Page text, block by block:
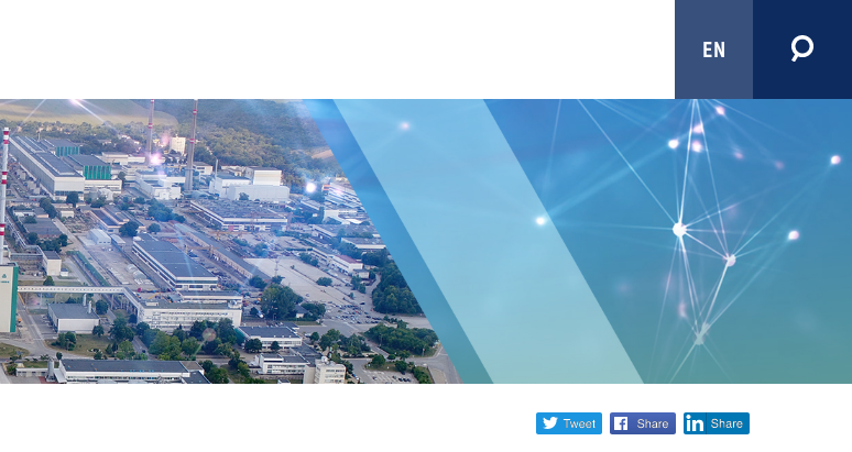
EN
Share
twitter facebook